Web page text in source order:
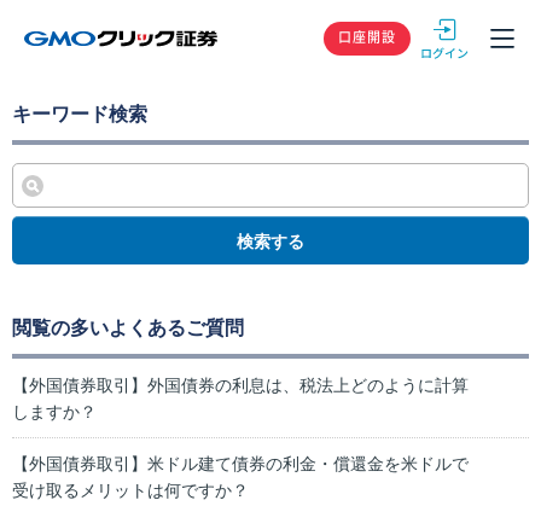
GMOクリック
口座開設
キーワード検索
検索する
閲覧の多いよくあるご質問
【外国債券取引】外国債券の利息は、税法上どのように計算
しますか？
【外国債券取引】米ドル建て債券の利金・償還金を米ドルで
受け取るメリットは何ですか？